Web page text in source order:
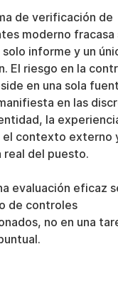
de verificación de
moderno fracasa
solo informe y un
El riesgo en la
en una sola
en las
la
el contexto externo
real del puesto.
evaluación eficaz
de controles
no en una